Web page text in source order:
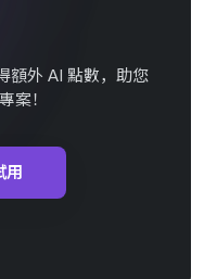
額外 AI 點數，助您
案！
用